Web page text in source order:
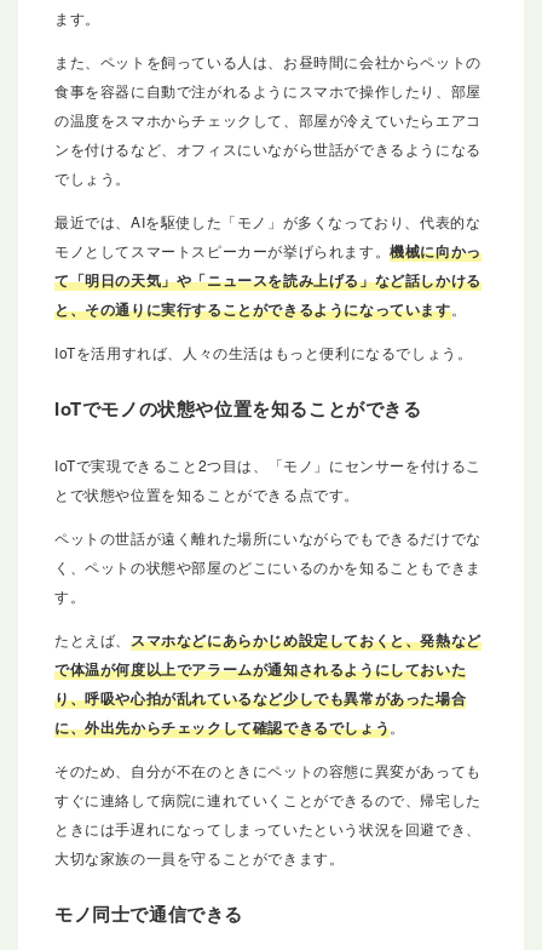
ます。
また、ペットを飼っている人は、お昼時間に会社からペットの
食事を容器に自動で注がれるようにスマホで操作したり、部屋
の温度をスマホからチェックして、部屋が冷えていたらエアコ
ンを付けるなど、オフィスにいながら世話ができるようになる
でしょう。
最近では、AIを駆使した「モノ」が多くなっており、代表的な
モノとしてスマートスピーカーが挙げられます。機械に向かっ
て「明日の天気」や「ニュースを読み上げる」など話しかける
と、その通りに実行することができるようになっています。
IoTを活用すれば、人々の生活はもっと便利になるでしょう。
IoTでモノの状態や位置を知ることができる
IoTで実現できること2つ目は、「モノ」にセンサーを付けるこ
とで状態や位置を知ることができる点です。
ペットの世話が遠く離れた場所にいながらでもできるだけでな
く、ペットの状態や部屋のどこにいるのかを知ることもできま
す。
たとえば、 スマホなどにあらかじめ設定しておくと、発熱など
で体温が何度以上でアラームが通知されるようにしておいた
り、呼吸や心拍が乱れているなど少しでも異常があった場合
に、外出先からチェックして確認できるでしょう。
そのため、自分が不在のときにペットの容態に異変があっても
すぐに連絡して病院に連れていくことができるので、帰宅した
ときには手遅れになってしまっていたという状況を回避でき、
大切な家族の一員を守ることができます。
モノ同士で通信できる